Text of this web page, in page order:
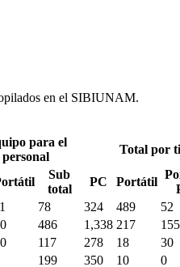
en el SIBIUNAM.
para el
personal
Total por
Sub
total
PC Portátil
78 324 489 52
486 1,338 217 155
117 278 18 30
199 350 10 0